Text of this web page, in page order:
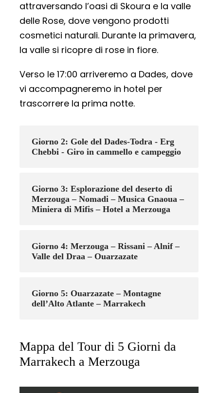
attraversando l’oasi di Skoura e la valle
delle Rose, dove vengono prodotti
cosmetici naturali. Durante la primavera,
la valle si ricopre di rose in fiore.
Verso le 17:00 arriveremo a Dades, dove
vi accompagneremo in hotel per
trascorrere la prima notte.
Giorno 2: Gole del Dades-Todra - Erg
Chebbi - Giro in cammello e campeggio
Giorno 3: Esplorazione del deserto di
Merzouga – Nomadi – Musica Gnaoua –
Miniera di Mifis – Hotel a Merzouga
Giorno 4: Merzouga – Rissani – Alnif –
Valle del Draa – Ouarzazate
Giorno 5: Ouarzazate – Montagne
dell’Alto Atlante – Marrakech
Mappa del Tour di 5 Giorni da
Marrakech a Merzouga